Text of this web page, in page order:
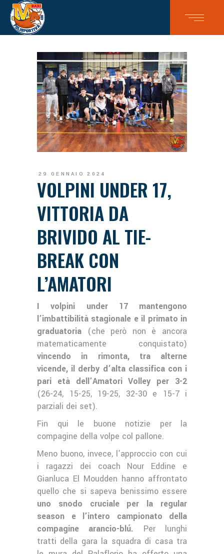
29 GENNAIO 2024
VOLPINI UNDER 17,
VITTORIA DA
BRIVIDO AL TIE-
BREAK CON
L’AMATORI
I volpini under 17 mantengono
l’imbattibilità stagionale e il primato in
graduatoria (che però non è ancora
matematicamente conquistato)
vincendo in rimonta, tra alterne
vicende, il derby d’alta classifica con i
pari età dell’Amatori Volley per 3-2
(26-24, 15-25, 19-25, 32-30 e 15-7 i
parziali dei set).
Fin qui le buone notizie per la
compagine della volpe col pallone.
Meno buono, invece, l’approccio con cui
i ragazzi dei coach Nour Eddine e
Gianluca El Moudden hanno affrontato
quello che si sapeva benissimo essere
uno snodo cruciale per la regular
season e l’intero campionato della
compagine arancio-blú. Per lunghi
tratti della gara la squadra di casa tra